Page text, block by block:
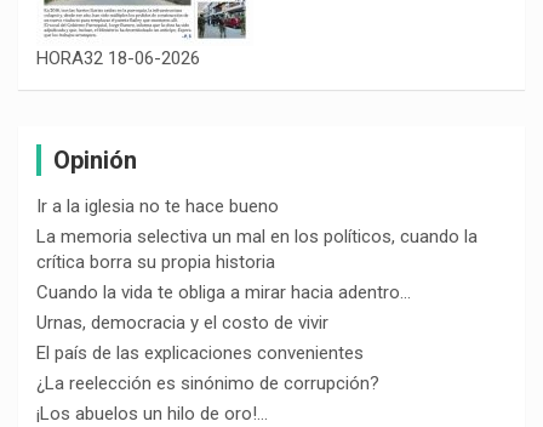
HORA32 18-06-2026
Opinión
Ir a la iglesia no te hace bueno
La memoria selectiva un mal en los políticos, cuando la
crítica borra su propia historia
Cuando la vida te obliga a mirar hacia adentro…
Urnas, democracia y el costo de vivir
El país de las explicaciones convenientes
¿La reelección es sinónimo de corrupción?
¡Los abuelos un hilo de oro!…